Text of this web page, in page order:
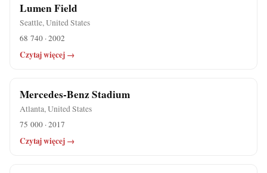
Lumen Field
Seattle, United States
68 740 · 2002
Czytaj więcej →
Mercedes-Benz Stadium
Atlanta, United States
75 000 · 2017
Czytaj więcej →